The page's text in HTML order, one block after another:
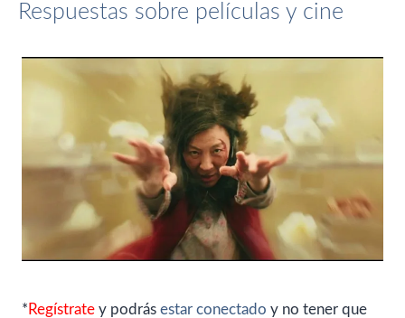
Respuestas sobre películas y cine
* Regístrate y podrás estar conectado y no tener que